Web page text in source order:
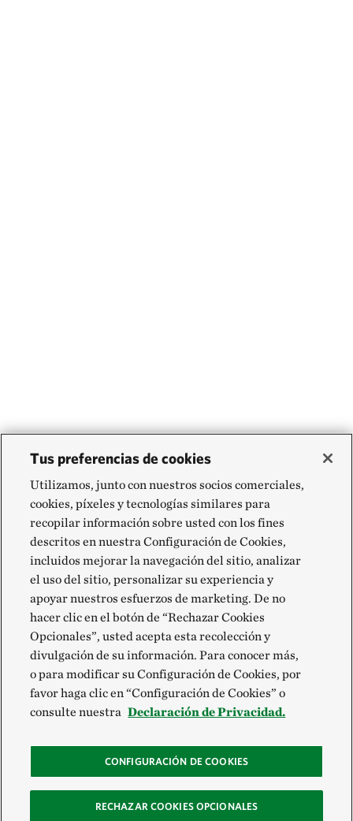
Tus preferencias de cookies
Utilizamos, junto con nuestros socios comerciales,
cookies, píxeles y tecnologías similares para
recopilar información sobre usted con los fines
descritos en nuestra Configuración de Cookies,
incluidos mejorar la navegación del sitio, analizar
el uso del sitio, personalizar su experiencia y
apoyar nuestros esfuerzos de marketing. De no
hacer clic en el botón de “Rechazar Cookies
Opcionales”, usted acepta esta recolección y
divulgación de su información. Para conocer más,
o para modificar su Configuración de Cookies, por
favor haga clic en “Configuración de Cookies” o
consulte nuestra Declaración de Privacidad.
CONFIGURACIÓN DE COOKIES
RECHAZAR COOKIES OPCIONALES